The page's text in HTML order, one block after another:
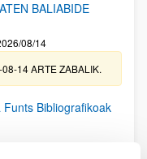
BALIABIDE
08/14
14 ARTE ZABALIK.
Bibliografikoak